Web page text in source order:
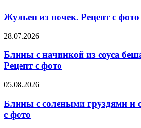
с
фото
почек.
Рецепт
с
фото
Жульен из почек. Рецепт с фото
Блины
начинкой
из
соуса
с
Рецепт
с
28.07.2026
Блины с начинкой из соуса
Рецепт с фото
Блины
солеными
груздями
и
05.08.2026
Блины с солеными груздями и
с фото